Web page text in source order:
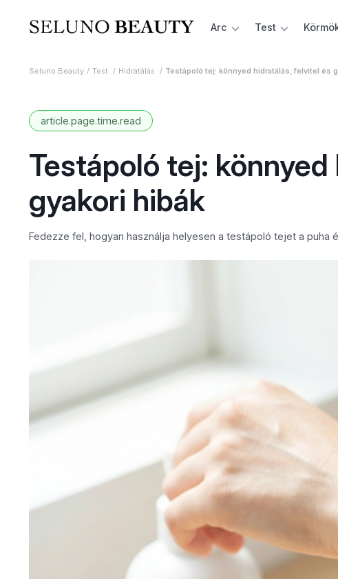
Arc Test
Seluno Beauty Test Hidratálás Testápoló tej: könnyed hidratálás, felvitel és
article.page.time.read
Testápoló tej:
gyakori hibák
Fedezze fel, hogyan használja helyesen a testápoló tejet a puha